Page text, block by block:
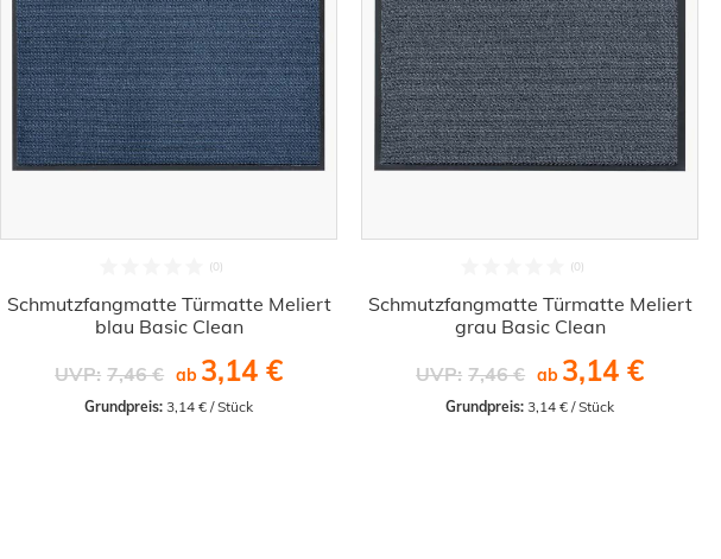
Schmutzfangmatte Türmatte Meliert
blau Basic Clean
UVP: 7,46 € ab 3,14 €
Grundpreis: 3,14 € / Stück
Schmutzfangmatte Türmatte Meliert
grau Basic Clean
UVP: 7,46 € ab 3,14 €
Grundpreis: 3,14 € / Stück